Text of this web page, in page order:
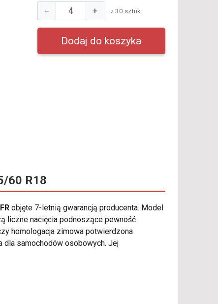
− + z 30 sztuk
60 R18
objęte 7-letnią gwarancją producenta. Model
liczne nacięcia podnoszące pewność
homologacja zimowa potwierdzona
dla samochodów osobowych. Jej